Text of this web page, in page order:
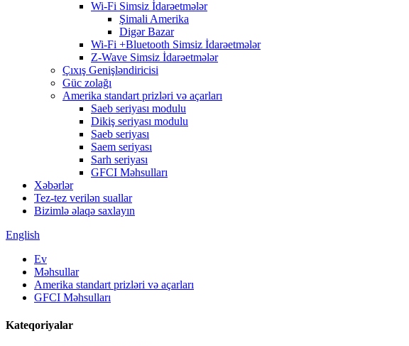
Wi-Fi Simsiz İdarəetmələr
Şimali Amerika
Digər Bazar
Wi-Fi +Bluetooth Simsiz İdarəetmələr
Z-Wave Simsiz İdarəetmələr
Çıxış Genişləndiricisi
Güc zolağı
Amerika standart prizləri və açarları
Saeb seriyası modulu
Dikiş seriyası modulu
Saeb seriyası
Saem seriyası
Sarh seriyası
GFCI Məhsulları
Xəbərlər
Tez-tez verilən suallar
Bizimlə əlaqə saxlayın
English
Ev
Məhsullar
Amerika standart prizləri və açarları
GFCI Məhsulları
Kateqoriyalar